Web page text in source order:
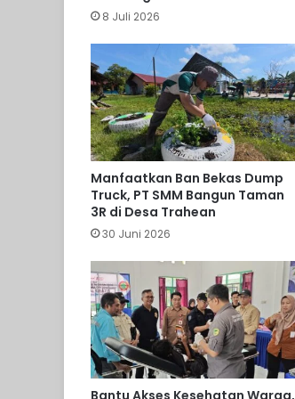
8 Juli 2026
Manfaatkan Ban Bekas Dump
Truck, PT SMM Bangun Taman
3R di Desa Trahean
30 Juni 2026
Bantu Akses Kesehatan Warga,